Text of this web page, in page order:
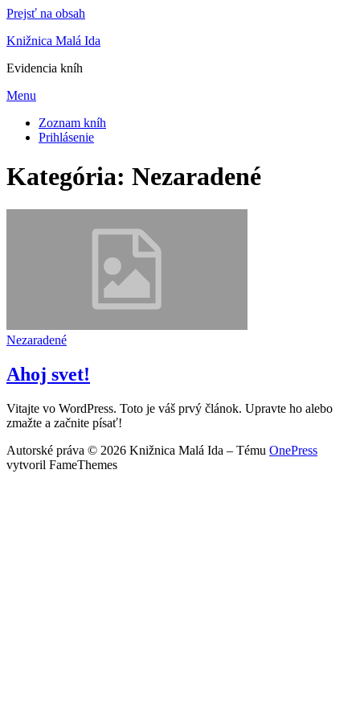
Prejsť na obsah
Knižnica Malá Ida
Evidencia kníh
Menu
Zoznam kníh
Prihlásenie
Kategória: Nezaradené
Nezaradené
Ahoj svet!
Vitajte vo WordPress. Toto je váš prvý článok. Upravte ho alebo
zmažte a začnite písať!
Autorské práva © 2026 Knižnica Malá Ida – Tému OnePress
vytvoril FameThemes